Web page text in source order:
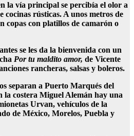
la vía principal se percibía el olor a
cocinas rústicas. A unos metros de
copas con platillos de camarón o
se les da la bienvenida con un
Por tu maldito amor, de Vicente
rancheras, salsas y boleros.
separan a Puerto Marqués del
la costera Miguel Alemán hay una
Urvan, vehículos de la
de México, Morelos, Puebla y